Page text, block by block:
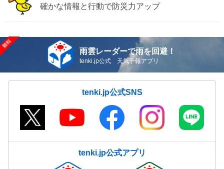
確かな情報と行動で防災力アップ
雨雲レーダーで雨を回避！
tenki.jp公式 天気予報アプリ
tenki.jp公式SNS
tenki.jp公式アプリ